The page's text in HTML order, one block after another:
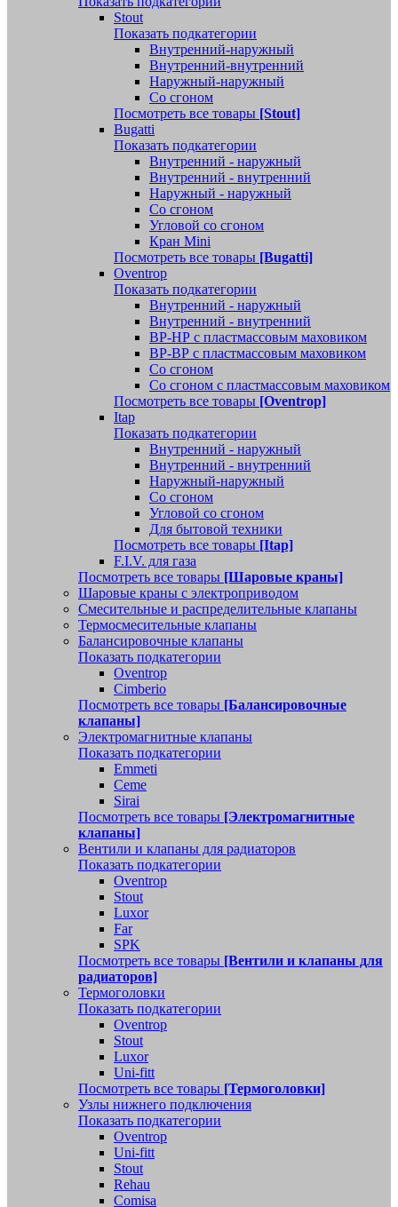
Stout
Показать подкатегории
Внутренний-наружный
Внутренний-внутренний
Наружный-наружный
Со сгоном
Посмотреть все товары [Stout]
Bugatti
Показать подкатегории
Внутренний - наружный
Внутренний - внутренний
Наружный - наружный
Со сгоном
Угловой со сгоном
Кран Mini
Посмотреть все товары [Bugatti]
Oventrop
Показать подкатегории
Внутренний - наружный
Внутренний - внутренний
ВР-НР с пластмассовым маховиком
ВР-ВР с пластмассовым маховиком
Со сгоном
Со сгоном с пластмассовым маховиком
Посмотреть все товары [Oventrop]
Itap
Показать подкатегории
Внутренний - наружный
Внутренний - внутренний
Наружный-наружный
Со сгоном
Угловой со сгоном
Для бытовой техники
Посмотреть все товары [Itap]
F.I.V. для газа
Посмотреть все товары [Шаровые краны]
Шаровые краны с электроприводом
Смесительные и распределительные клапаны
Термосмесительные клапаны
Балансировочные клапаны
Показать подкатегории
Oventrop
Cimberio
Посмотреть все товары [Балансировочные
клапаны]
Электромагнитные клапаны
Показать подкатегории
Emmeti
Ceme
Sirai
Посмотреть все товары [Электромагнитные
клапаны]
Вентили и клапаны для радиаторов
Показать подкатегории
Oventrop
Stout
Luxor
Far
SPK
Посмотреть все товары [Вентили и клапаны для
радиаторов]
Термоголовки
Показать подкатегории
Oventrop
Stout
Luxor
Uni-fitt
Посмотреть все товары [Термоголовки]
Узлы нижнего подключения
Показать подкатегории
Oventrop
Uni-fitt
Stout
Rehau
Comisa